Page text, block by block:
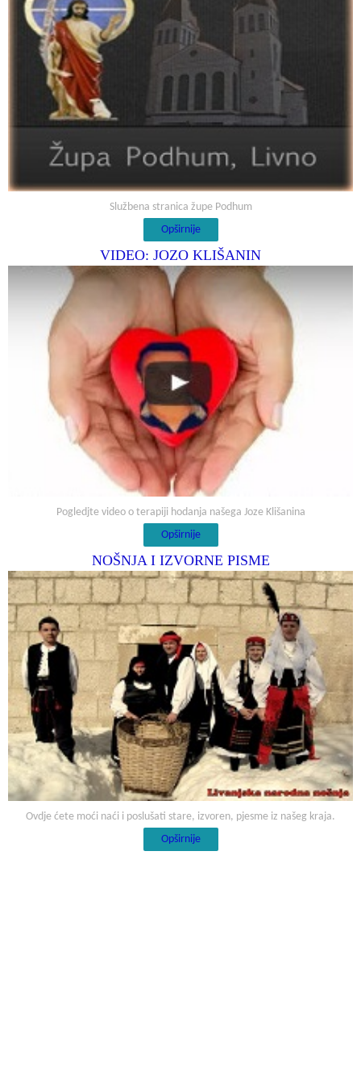
Službena stranica župe Podhum
Opširnije
VIDEO: JOZO KLIŠANIN
Pogledjte video o terapiji hodanja našega Joze Klišanina
Opširnije
NOŠNJA I IZVORNE PISME
Ovdje ćete moći naći i poslušati stare, izvoren, pjesme iz našeg kraja.
Opširnije